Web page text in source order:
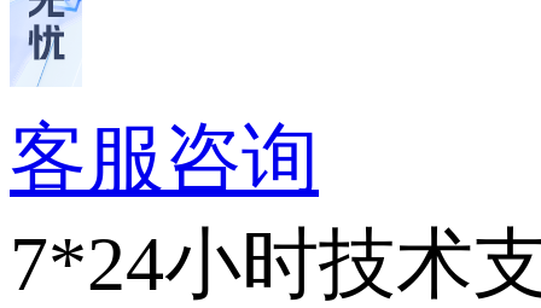
客服咨询
7*24小时技术